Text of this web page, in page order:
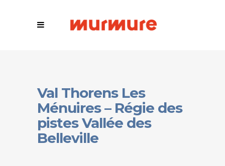
Val Thorens Les
Ménuires – Régie des
pistes Vallée des
Belleville